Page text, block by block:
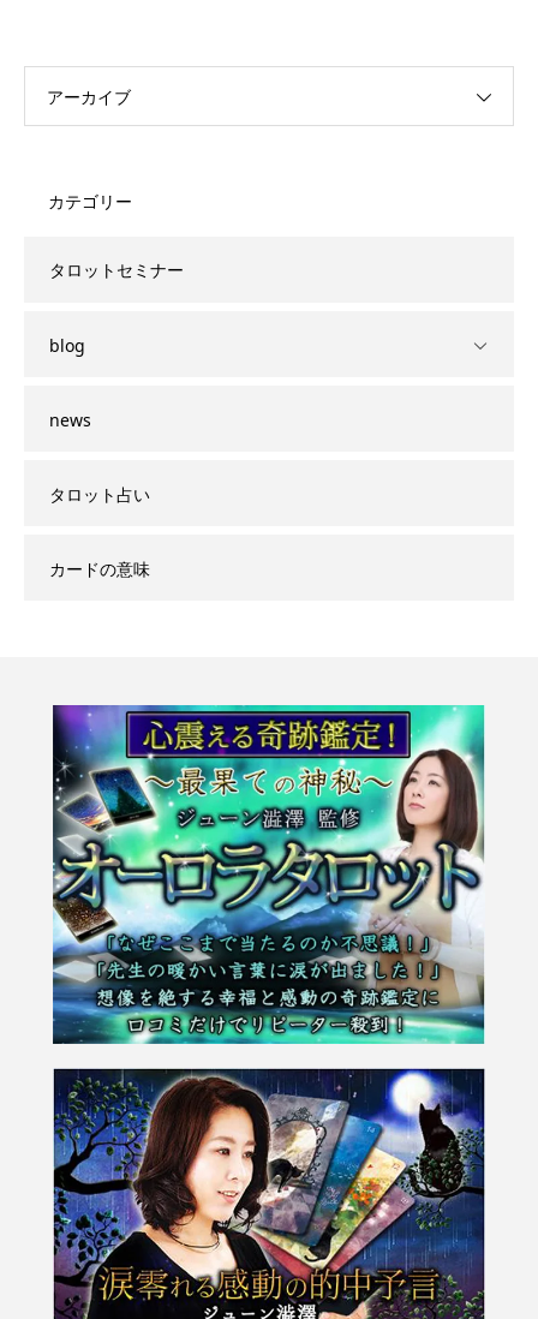
アーカイブ
カテゴリー
タロットセミナー
blog
news
タロット占い
カードの意味